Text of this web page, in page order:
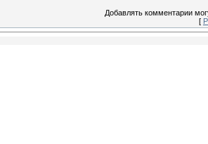
Добавлять комментарии
[